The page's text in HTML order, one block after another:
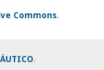
Commons.
.